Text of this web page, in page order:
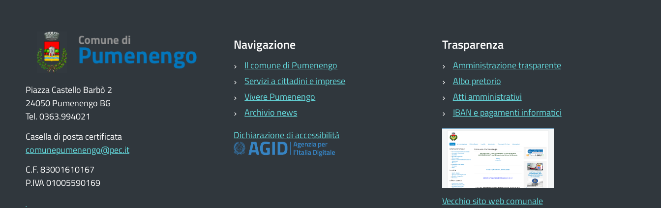
Piazza Castello Barbò 2
24050 Pumenengo BG
Tel. 0363.994021
Casella di posta certificata
comunepumenengo@pec.it
C.F. 83001610167
P.IVA 01005590169
Navigazione
Il comune di Pumenengo
Servizi a cittadini e imprese
Vivere Pumenengo
Archivio news
Dichiarazione di accessibilità
Trasparenza
Amministrazione trasparente
Albo pretorio
Atti amministrativi
IBAN e pagamenti informatici
Vecchio sito web comunale